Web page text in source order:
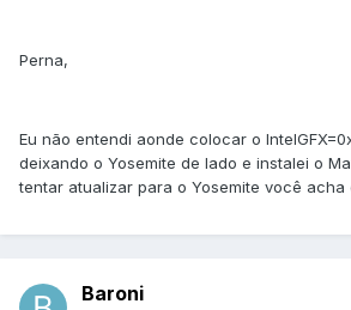
Perna,
Eu não entendi aonde colocar o
deixando o Yosemite de lado e instalei o
tentar atualizar para o Yosemite você
Baroni